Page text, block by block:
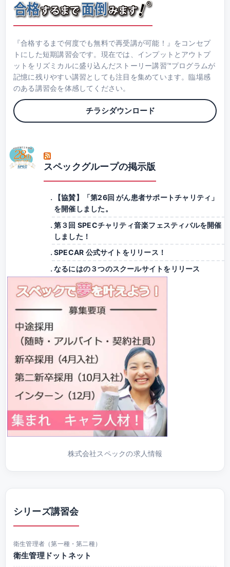
『合格するまで何度でも無料で再受講が可能！』をコンセプ
トにした短期講習会です。現在では、インプットとアウトプ
ットをリズミカルに盛り込んだストーリー講習™プログラムが
記憶に残りやすい講習としても注目を集めています。臨場感
のある講習会を体感してください。
チラシダウンロード
スペックグループの掲示版
【協賛】「第26回 がん患者サポートチャリティ」
を開催しました。
第３回 SPECチャリティ音楽フェスティバルを開催
しました！
SPECAR 公式サイトをリリース！
なるにはの３つのスクールサイトをリリース
株式会社スペックの求人情報
シリーズ講習会
衛生管理者（第一種・第二種）
衛生管理ドットネット